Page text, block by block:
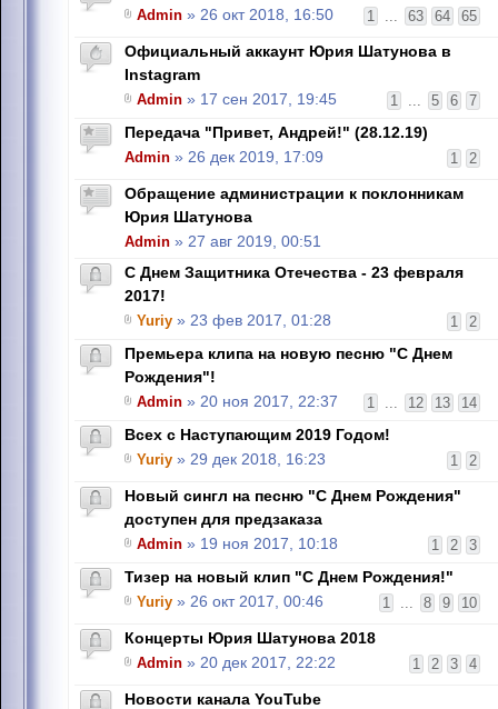
1 ... 63 64 65
Admin » 26 окт 2018, 16:50
Официальный аккаунт Юрия Шатунова в
Instagram
1 ... 5 6 7
Admin » 17 сен 2017, 19:45
Передача "Привет, Андрей!" (28.12.19)
1 2
Admin » 26 дек 2019, 17:09
Обращение администрации к поклонникам
Юрия Шатунова
Admin » 27 авг 2019, 00:51
С Днем Защитника Отечества - 23 февраля
2017!
1 2
Yuriy » 23 фев 2017, 01:28
Премьера клипа на новую песню "С Днем
Рождения"!
1 ... 12 13 14
Admin » 20 ноя 2017, 22:37
Всех с Наступающим 2019 Годом!
1 2
Yuriy » 29 дек 2018, 16:23
Новый сингл на песню "С Днем Рождения"
доступен для предзаказа
1 2 3
Admin » 19 ноя 2017, 10:18
Тизер на новый клип "С Днем Рождения!"
1 ... 8 9 10
Yuriy » 26 окт 2017, 00:46
Концерты Юрия Шатунова 2018
1 2 3 4
Admin » 20 дек 2017, 22:22
Новости канала YouTube